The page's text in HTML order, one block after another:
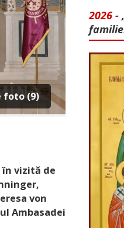
foto (9)
în vizită de
von
Ambasadei
2026 -